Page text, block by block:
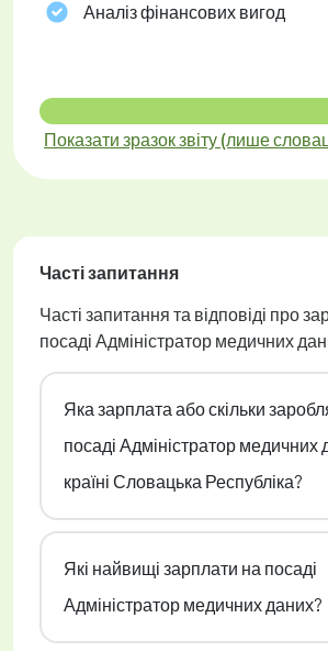
Аналіз фінансових вигод
Показати зразок звіту (лише
Часті запитання
Часті запитання та відповіді про
посаді Адміністратор медичних
Яка зарплата або скільки
посаді Адміністратор медичних
країні Словацька Республіка?
Які найвищі зарплати на посаді
Адміністратор медичних даних?